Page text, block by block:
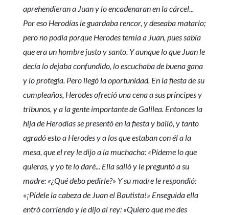
aprehendieran a Juan y lo encadenaran en la cárcel...
Por eso Herodías le guardaba rencor, y deseaba matarlo;
pero no podía porque Herodes temía a Juan, pues sabía
que era un hombre justo y santo. Y aunque lo que Juan le
decía lo dejaba confundido, lo escuchaba de buena gana
y lo protegía. Pero llegó la oportunidad. En la fiesta de su
cumpleaños, Herodes ofreció una cena a sus príncipes y
tribunos, y a la gente importante de Galilea. Entonces la
hija de Herodías se presentó en la fiesta y bailó, y tanto
agradó esto a Herodes y a los que estaban con él a la
mesa, que el rey le dijo a la muchacha: «Pídeme lo que
quieras, y yo te lo daré... Ella salió y le preguntó a su
madre: «¿Qué debo pedirle?» Y su madre le respondió:
«¡Pídele la cabeza de Juan el Bautista!» Enseguida ella
entró corriendo y le dijo al rey: «Quiero que me des